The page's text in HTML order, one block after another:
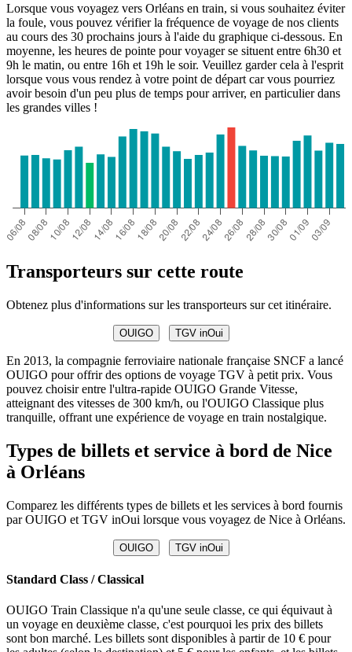
Lorsque vous voyagez vers Orléans en train, si vous souhaitez éviter
la foule, vous pouvez vérifier la fréquence de voyage de nos clients
au cours des 30 prochains jours à l'aide du graphique ci-dessous. En
moyenne, les heures de pointe pour voyager se situent entre 6h30 et
9h le matin, ou entre 16h et 19h le soir. Veuillez garder cela à l'esprit
lorsque vous vous rendez à votre point de départ car vous pourriez
avoir besoin d'un peu plus de temps pour arriver, en particulier dans
les grandes villes !
Transporteurs sur cette route
Obtenez plus d'informations sur les transporteurs sur cet itinéraire.
OUIGO TGV inOui
En 2013, la compagnie ferroviaire nationale française SNCF a lancé
OUIGO pour offrir des options de voyage TGV à petit prix. Vous
pouvez choisir entre l'ultra-rapide OUIGO Grande Vitesse,
atteignant des vitesses de 300 km/h, ou l'OUIGO Classique plus
tranquille, offrant une expérience de voyage en train nostalgique.
Types de billets et service à bord de Nice
à Orléans
Comparez les différents types de billets et les services à bord fournis
par OUIGO et TGV inOui lorsque vous voyagez de Nice à Orléans.
OUIGO TGV inOui
Standard Class / Classical
OUIGO Train Classique n'a qu'une seule classe, ce qui équivaut à
un voyage en deuxième classe, c'est pourquoi les prix des billets
sont bon marché. Les billets sont disponibles à partir de 10 € pour